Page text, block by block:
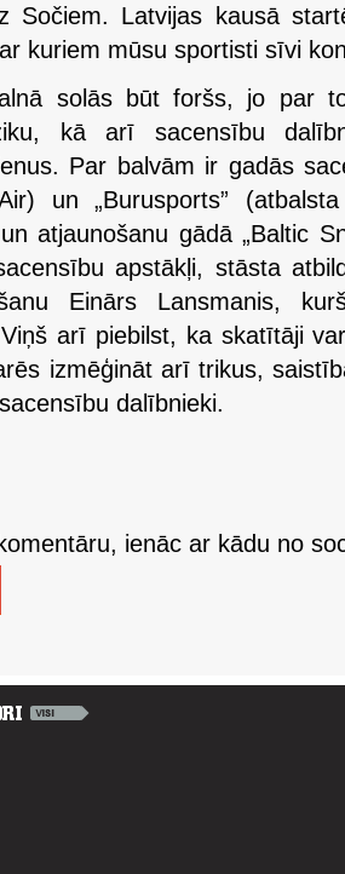
Sočiem. Latvijas kausā
kuriem mūsu sportisti sīvi
solās būt foršs, jo par
kā arī sacensību
Par balvām ir gadās
un „Burusports”
atjaunošanu gādā „Baltic
apstākļi, stāsta
Einārs Lansmanis,
arī piebilst, ka skatītāji
izmēģināt arī trikus,
dalībnieki.
ienāc ar kādu no